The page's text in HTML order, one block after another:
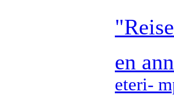
en
eteri-